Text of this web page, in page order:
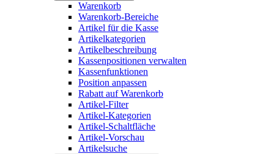
Warenkorb
Warenkorb-Bereiche
Artikel für die Kasse
Artikelkategorien
Artikelbeschreibung
Kassenpositionen verwalten
Kassenfunktionen
Position anpassen
Rabatt auf Warenkorb
Artikel-Filter
Artikel-Kategorien
Artikel-Schaltfläche
Artikel-Vorschau
Artikelsuche